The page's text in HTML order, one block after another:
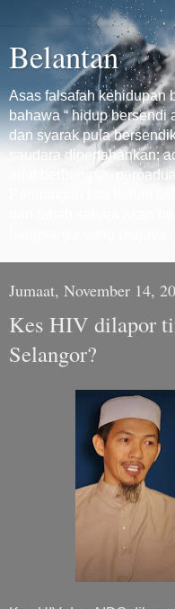
Belantan
Asas falsafah kehidupan
bahawa “ hidup bersendi
dan syarak pula
saudara dipertahankan;
adat berbangsa,
Jumaat, November 14,
Kes HIV dilapor
Selangor?